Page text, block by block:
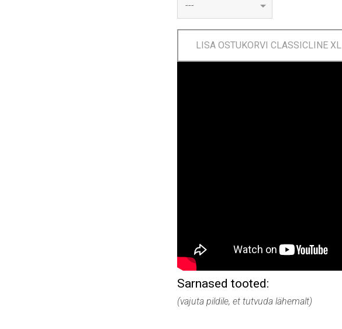
LISA OSTUKORVI CLASSICLINE XL
Sarnased tooted:
(vajuta pildile, et tutvuda lähemalt)